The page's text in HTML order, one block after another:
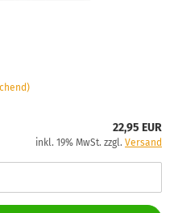
22,95 EUR
inkl. 19% MwSt. zzgl. Versand